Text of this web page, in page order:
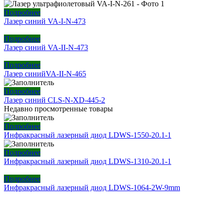
Подробнее
Лазер синий VA-I-N-473
Подробнее
Лазер синий VA-II-N-473
Подробнее
Лазер синийVA-II-N-465
Подробнее
Лазер синий CLS-N-XD-445-2
Недавно просмотренные товары
Подробнее
Инфракрасный лазерный диод LDWS-1550-20.1-1
Подробнее
Инфракрасный лазерный диод LDWS-1310-20.1-1
Подробнее
Инфракрасный лазерный диод LDWS-1064-2W-9mm